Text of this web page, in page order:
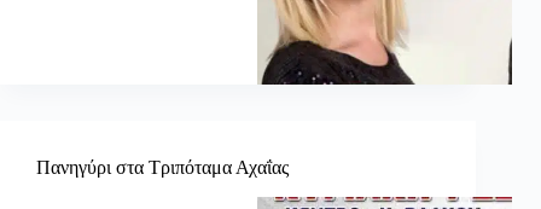
Πανηγύρι στα Τριπόταμα Αχαΐας